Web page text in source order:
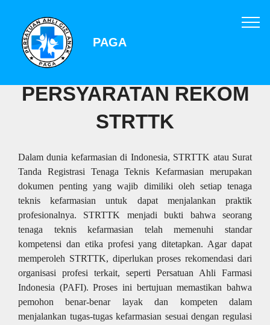
PAGA
PERSYARATAN REKOM
STRTTK
Dalam dunia kefarmasian di Indonesia, STRTTK atau Surat
Tanda Registrasi Tenaga Teknis Kefarmasian merupakan
dokumen penting yang wajib dimiliki oleh setiap tenaga
teknis kefarmasian untuk dapat menjalankan praktik
profesionalnya. STRTTK menjadi bukti bahwa seorang
tenaga teknis kefarmasian telah memenuhi standar
kompetensi dan etika profesi yang ditetapkan. Agar dapat
memperoleh STRTTK, diperlukan proses rekomendasi dari
organisasi profesi terkait, seperti Persatuan Ahli Farmasi
Indonesia (PAFI). Proses ini bertujuan memastikan bahwa
pemohon benar-benar layak dan kompeten dalam
menjalankan tugas-tugas kefarmasian sesuai dengan regulasi